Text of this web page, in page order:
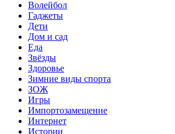
Волейбол
Гаджеты
Дети
Дом и сад
Еда
Звёзды
Здоровье
Зимние виды спорта
ЗОЖ
Игры
Импортозамещение
Интернет
Истории